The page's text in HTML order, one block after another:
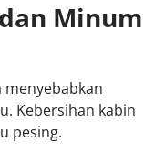
Minum
menyebabkan
Kebersihan kabin
pesing.